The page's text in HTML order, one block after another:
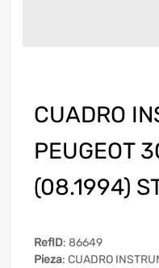
CUADRO
PEUGEOT
(08.1994)
RefID: 86649
Pieza: CUADRO